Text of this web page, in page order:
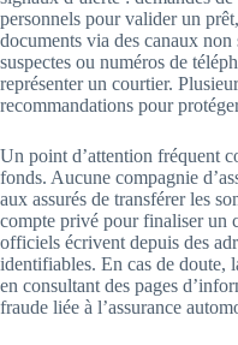
personnels pour valider un
documents via des canaux non
suspectes ou numéros de
représenter un courtier.
recommandations pour
Un point d’attention fréquent
fonds. Aucune compagnie
aux assurés de transférer les
compte privé pour finaliser un
officiels écrivent depuis des
identifiables. En cas de doute,
en consultant des pages
fraude liée à l’assurance